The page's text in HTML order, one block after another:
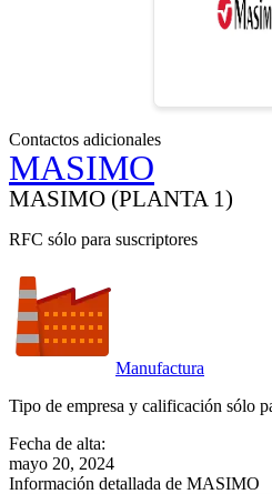
Contactos adicionales
MASIMO
MASIMO (PLANTA 1)
RFC sólo para suscriptores
Manufactura
Tipo de empresa y calificación sólo
Fecha de alta:
mayo 20, 2024
Información detallada de MASIMO